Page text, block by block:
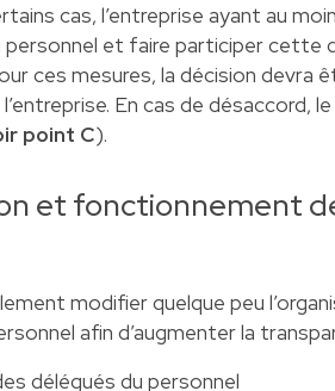
cas, l’entreprise ayant au
et faire participer cette
ces mesures, la décision devra
En cas de désaccord,
point C).
et fonctionnement
modifier quelque peu
afin d’augmenter la
délégués du personnel